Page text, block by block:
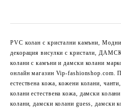
PVC колан с кристални камъни, Модни
декорация висулки с кристали,
колани с камъни и дамски колани
онлайн магазин Vip-fashionshop.com.
естествена кожа, кожени колани,
колани естествена кожа, дамски
колани, дамски колани guess, дамски